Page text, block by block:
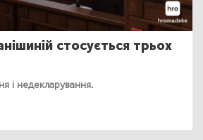
стосується трьох
і недекларування.